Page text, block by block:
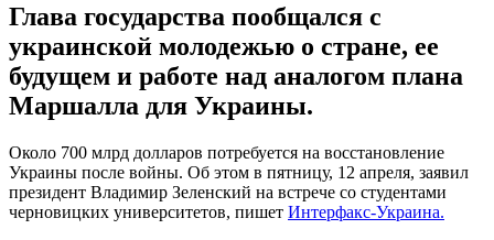
Глава государства пообщался с
украинской молодежью о стране, ее
будущем и работе над аналогом плана
Маршалла для Украины.
Около 700 млрд долларов потребуется на восстановление
Украины после войны. Об этом в пятницу, 12 апреля, заявил
президент Владимир Зеленский на встрече со студентами
черновицких университетов, пишет Интерфакс-Украина.